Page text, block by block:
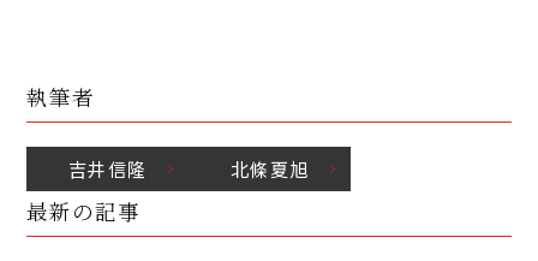
執筆者
吉井信隆 北條夏旭
最新の記事